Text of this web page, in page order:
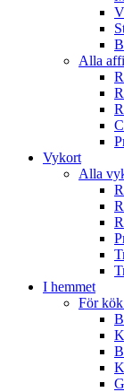
Alla
Vykort
Alla
I hemmet
För